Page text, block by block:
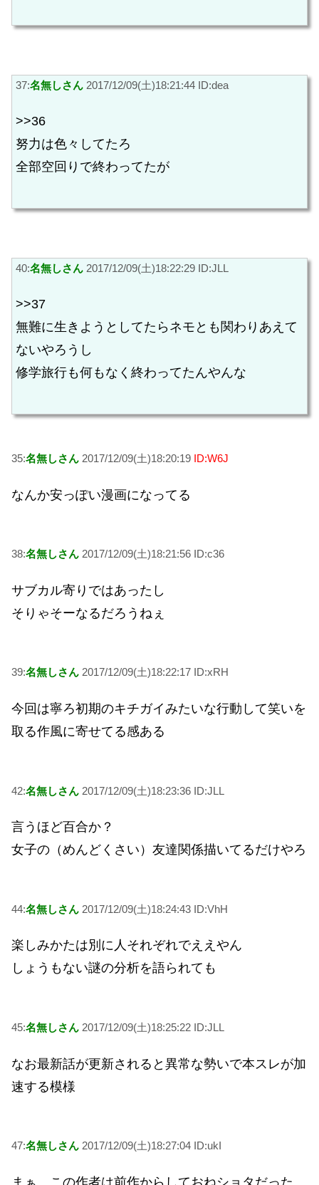
37:名無しさん 2017/12/09(土)18:21:44 ID:dea
>>36
努力は色々してたろ
全部空回りで終わってたが
40:名無しさん 2017/12/09(土)18:22:29 ID:JLL
>>37
無難に生きようとしてたらネモとも関わりあえて
ないやろうし
修学旅行も何もなく終わってたんやんな
35:名無しさん 2017/12/09(土)18:20:19 ID:W6J
なんか安っぽい漫画になってる
38:名無しさん 2017/12/09(土)18:21:56 ID:c36
サブカル寄りではあったし
そりゃそーなるだろうねぇ
39:名無しさん 2017/12/09(土)18:22:17 ID:xRH
今回は寧ろ初期のキチガイみたいな行動して笑いを
取る作風に寄せてる感ある
42:名無しさん 2017/12/09(土)18:23:36 ID:JLL
言うほど百合か？
女子の（めんどくさい）友達関係描いてるだけやろ
44:名無しさん 2017/12/09(土)18:24:43 ID:VhH
楽しみかたは別に人それぞれでええやん
しょうもない謎の分析を語られても
45:名無しさん 2017/12/09(土)18:25:22 ID:JLL
なお最新話が更新されると異常な勢いで本スレが加
速する模様
47:名無しさん 2017/12/09(土)18:27:04 ID:ukI
まぁ、この作者は前作からしておねショタだった